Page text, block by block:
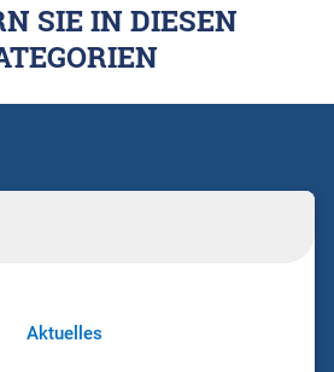
SIE IN DIESEN
Aktuelles